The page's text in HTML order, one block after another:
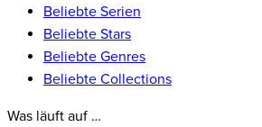
Beliebte Serien
Beliebte Stars
Beliebte Genres
Beliebte Collections
Was läuft auf …